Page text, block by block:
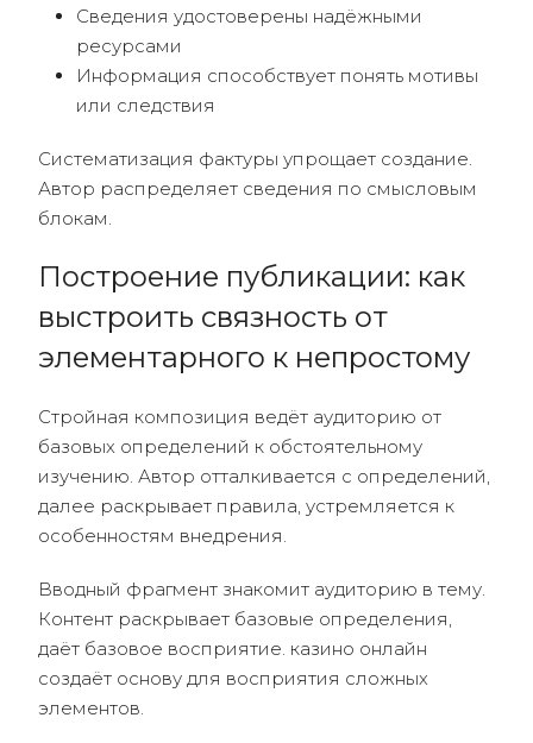
Сведения удостоверены надёжными
ресурсами
Информация способствует понять мотивы
или следствия
Систематизация фактуры упрощает создание.
Автор распределяет сведения по смысловым
блокам.
Построение публикации: как
выстроить связность от
элементарного к непростому
Стройная композиция ведёт аудиторию от
базовых определений к обстоятельному
изучению. Автор отталкивается с определений,
далее раскрывает правила, устремляется к
особенностям внедрения.
Вводный фрагмент знакомит аудиторию в тему.
Контент раскрывает базовые определения,
даёт базовое восприятие. казино онлайн
создаёт основу для восприятия сложных
элементов.